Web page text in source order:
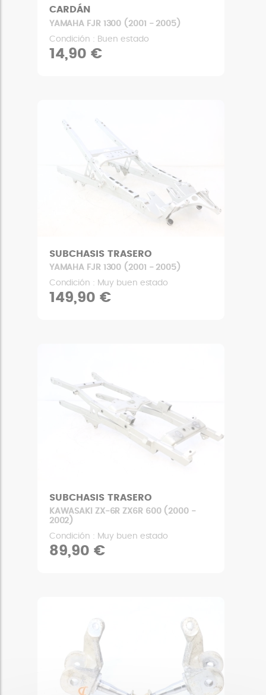
CARDÁN
YAMAHA FJR 1300 (2001 - 2005)
Condición : Buen estado
14,90 €
SUBCHASIS TRASERO
YAMAHA FJR 1300 (2001 - 2005)
Condición : Muy buen estado
149,90 €
SUBCHASIS TRASERO
KAWASAKI ZX-6R ZX6R 600 (2000 -
2002)
Condición : Muy buen estado
89,90 €